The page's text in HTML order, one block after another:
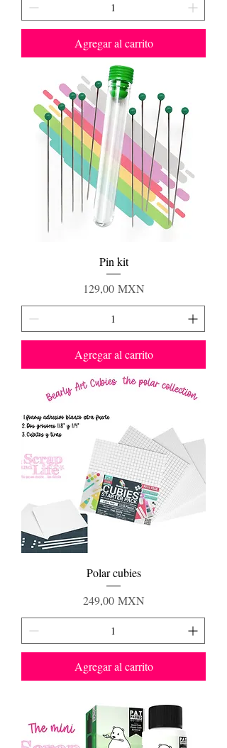
Agregar al carrito
Pin kit
Precio
129,00 MXN
Agregar al carrito
Polar cubies
Precio
249,00 MXN
Agregar al carrito